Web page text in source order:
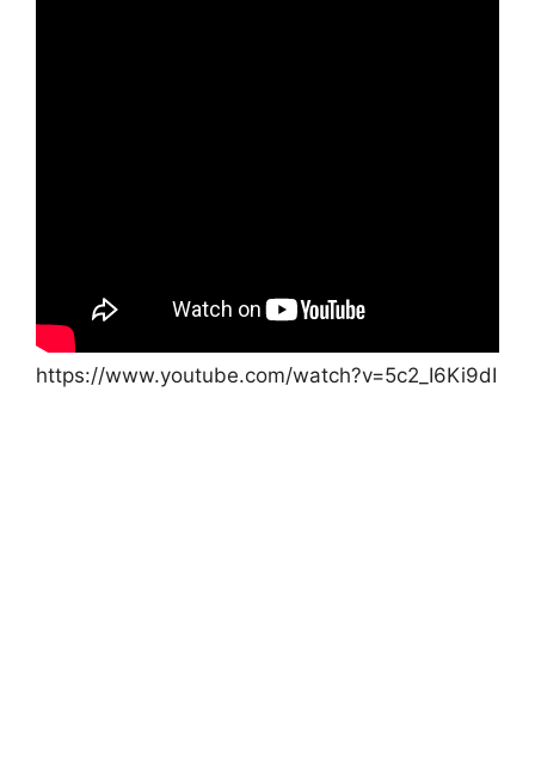
https://www.youtube.com/watch?v=5c2_I6Ki9dI